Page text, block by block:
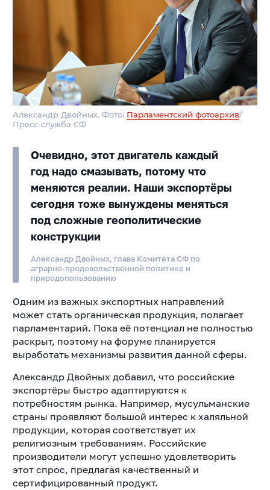
Александр Двойных. Фото: Парламентский фотоархив/
Пресс-служба СФ
Очевидно, этот двигатель каждый
год надо смазывать, потому что
меняются реалии. Наши экспортёры
сегодня тоже вынуждены меняться
под сложные геополитические
конструкции
Александр Двойных, глава Комитета СФ по
аграрно-продовольственной политике и
природопользованию
Одним из важных экспортных направлений
может стать органическая продукция, полагает
парламентарий. Пока её потенциал не полностью
раскрыт, поэтому на форуме планируется
выработать механизмы развития данной сферы.
Александр Двойных добавил, что российские
экспортёры быстро адаптируются к
потребностям рынка. Например, мусульманские
страны проявляют большой интерес к халяльной
продукции, которая соответствует их
религиозным требованиям. Российские
производители могут успешно удовлетворить
этот спрос, предлагая качественный и
сертифицированный продукт.